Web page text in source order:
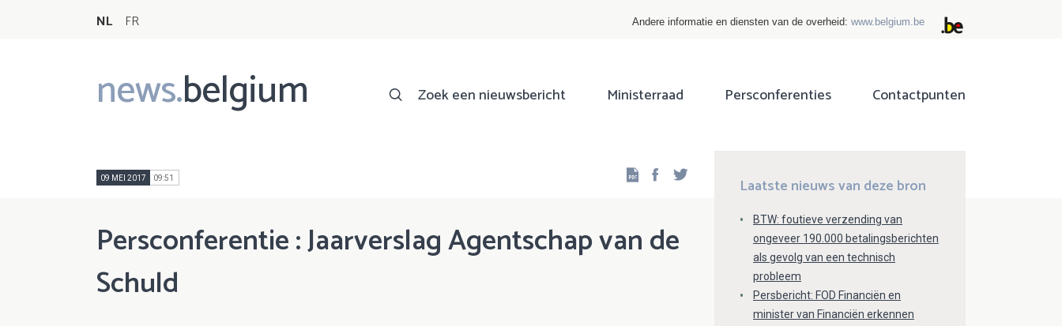
NL FR Andere informatie en diensten van de overheid: www.belgium.be
news.belgium
Main
navigation
Zoek een nieuwsbericht Ministerraad Persconferenties Contactpunten
09 MEI 2017 09:51 Facebook
Persconferentie : Jaarverslag Agentschap van de
Schuld
Laatste nieuws van deze bron
BTW: foutieve verzending van
ongeveer 190.000 betalingsberichten
als gevolg van een technisch
probleem
Persbericht: FOD Financiën en
minister van Financiën erkennen